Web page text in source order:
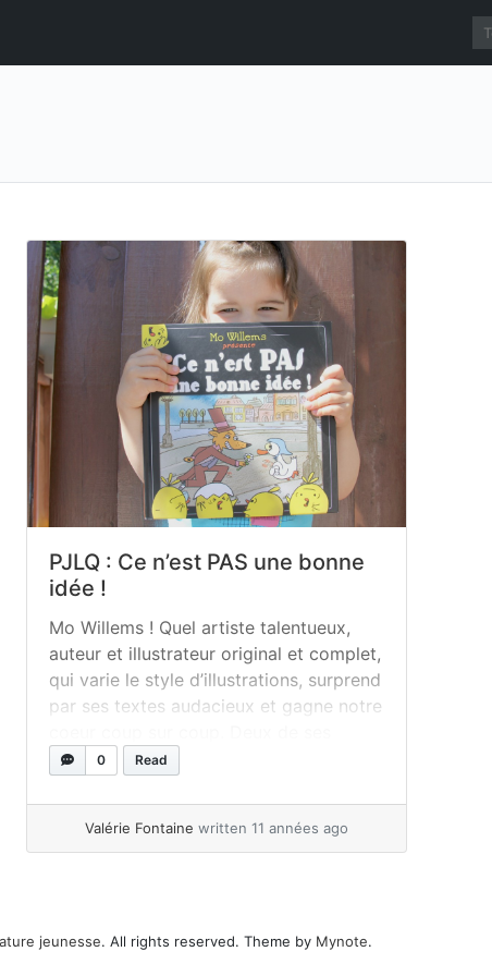
PJLQ : Ce n’est PAS une bonne
idée !
Mo Willems ! Quel artiste talentueux,
auteur et illustrateur original et complet,
qui varie le style d’illustrations, surprend
par ses textes audacieux et gagne notre
albums trôneront d’ailleurs pour toujours
et L’autre Guili Lapin. Et n’oublions pas
son fidèle pigeon !... »read more
0 Read
Valérie Fontaine written 11 années ago
jeunesse. All rights reserved. Theme by Mynote.